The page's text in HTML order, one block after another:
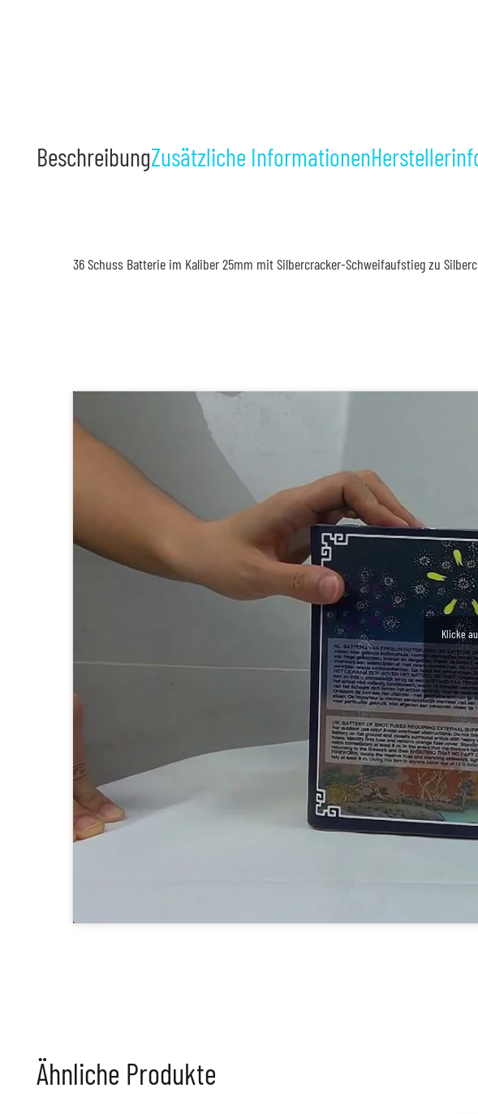
BeschreibungZusätzliche Informationen
36 Schuss Batterie im Kaliber 25mm mit Silbercracker-Schweifaufstieg zu
Klicke
Ähnliche Produkte